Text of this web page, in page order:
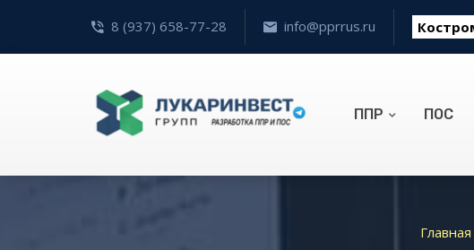
8 (937) 658-77-28 info@pprrus.ru
ППР ПОС
Главная